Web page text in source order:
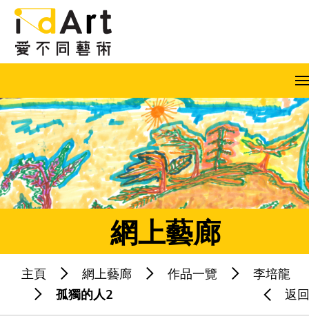
跳到內容（按回車鍵）
EN 繁 简 A A A
熱門關鍵字：藝術共融 藝術家
網上藝廊
主頁 網上藝廊 作品一覽
李培龍
孤獨的人2
返回